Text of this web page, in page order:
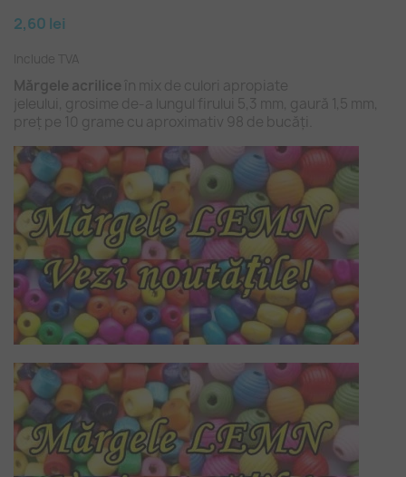
2,60 lei
Include TVA
Mărgele acrilice în mix de culori apropiate
jeleului, grosime de-a lungul firului 5,3 mm, gaură 1,5 mm,
preț pe 10 grame cu aproximativ 98 de bucăți.